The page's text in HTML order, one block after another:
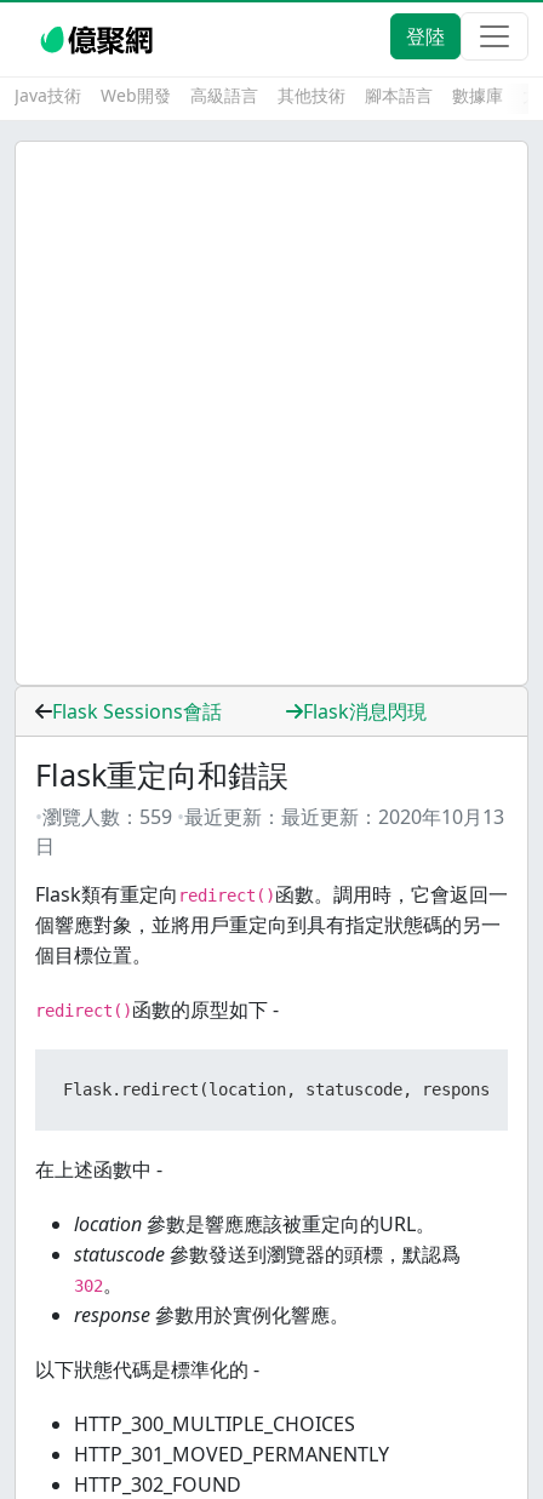
登陸
Java技術 Web開發 高級語言 其他技術 腳本語言 數據庫
Flask Sessions會話 Flask消息閃現
Flask重定向和錯誤
瀏覽人數： 559 最近更新： 最近更新： 2020年10月13
日
Flask類有重定向 redirect()函數。調用時，它會返回一
個響應對象，並將用戶重定向到具有指定狀態碼的另一
個目標位置。
redirect()函數的原型如下 -
Flask.redirect(location, statuscode, response)
在上述函數中 -
location參數是響應應該被重定向的URL。
statuscode參數發送到瀏覽器的頭標，默認爲
302。
response參數用於實例化響應。
以下狀態代碼是標準化的 -
HTTP_300_MULTIPLE_CHOICES
HTTP_301_MOVED_PERMANENTLY
HTTP_302_FOUND